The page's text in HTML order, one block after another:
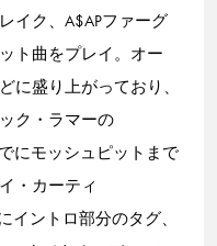
イク、A$APファーグ
ト曲をプレイ。オー
に盛り上がっており、
ク・ラマーの
にモッシュピットまで
・カーティ
イントロ部分のタグ、